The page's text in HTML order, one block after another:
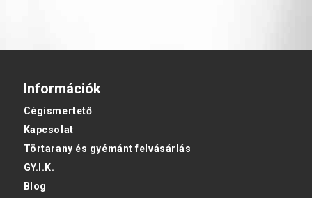
Információk
Cégismertető
Kapcsolat
Törtarany és gyémánt felvásárlás
GY.I.K.
Blog